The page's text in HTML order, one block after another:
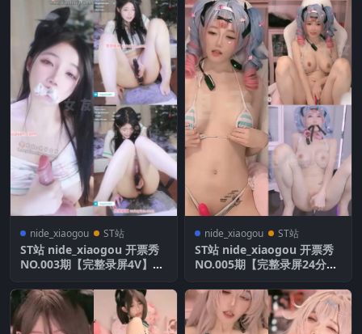
nide_xiaogou ST站
ST站 nide_xiaogou 开票秀
NO.003期【完整录屏4V】全
nide_xiaogou ST站
ST站 nide_xiaogou 开票秀
NO.005期【完整录屏24分